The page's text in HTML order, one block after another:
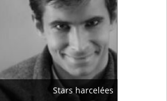
Stars harcelées